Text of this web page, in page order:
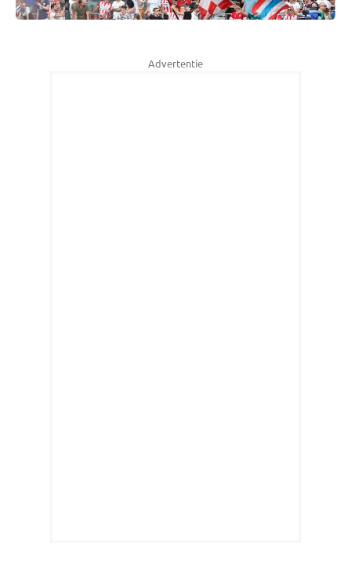
Advertentie